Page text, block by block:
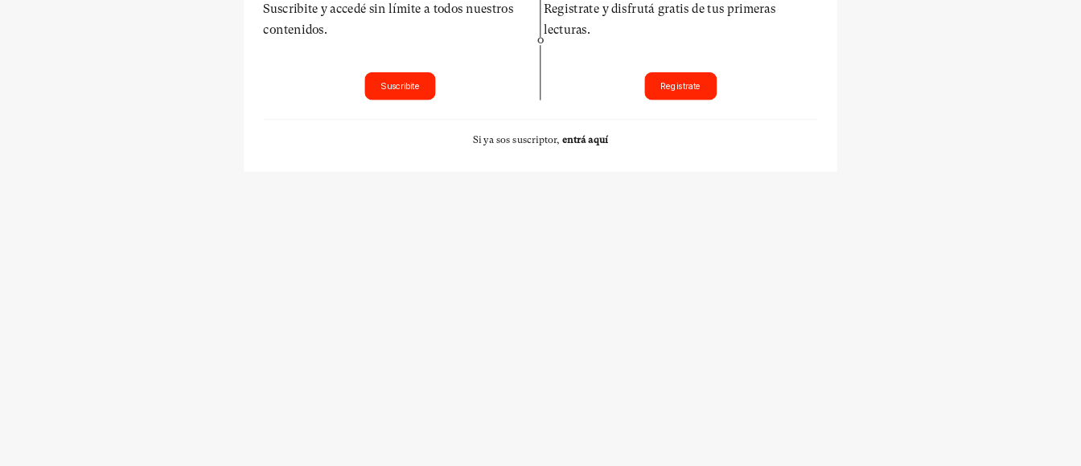
Suscribite y accedé sin límite a todos nuestros
contenidos.
Suscribite
O
Registrate y disfrutá gratis de tus primeras
lecturas.
Registrate
Si ya sos suscriptor, entrá aquí